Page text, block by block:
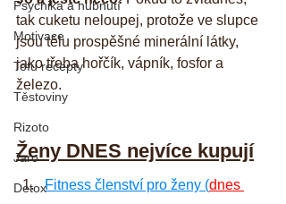
Psychika a hubnutí
Motivace
Tofu recepty
Těstoviny
Rizoto
Jaro
Detox
tak cuketu neloupej, protože ve slupce
jsou tělu prospěšné minerální látky,
jako třeba hořčík, vápník, fosfor a
železo.
Ženy DNES nejvíce kupují
Fitness členství pro ženy (dnes